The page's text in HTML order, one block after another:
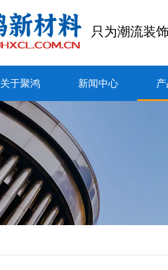
只为潮流装
关于聚鸿 新闻中心